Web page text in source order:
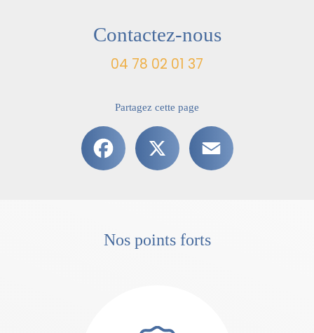
Contactez-nous
04 78 02 01 37
Partagez cette page
Facebook
Nos points forts